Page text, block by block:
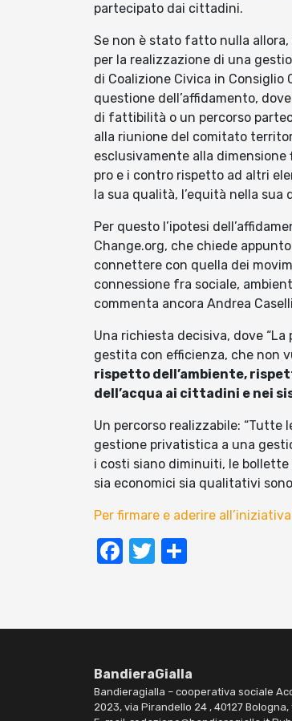
partecipato dai cittadini.
Se non è stato fatto nulla
per la realizzazione di una
di Coalizione Civica in Consiglio
questione dell’affidamento,
di fattibilità o un percorso
alla riunione del comitato
esclusivamente alla
pro e i contro rispetto ad altri
la sua qualità, l’equità nella sua
Per questo l’ipotesi
Change.org, che chiede
connettere con quella dei
connessione fra sociale,
commenta ancora Andrea
Una richiesta decisiva, dove
gestita con efficienza, che non
rispetto dell’ambiente,
dell’acqua ai cittadini e nei
Un percorso realizzabile: “Tutte
gestione privatistica a una
i costi siano diminuiti, le
sia economici sia qualitativi
Per firmare e aderire
Facebook
Twitter
BandieraGialla
Bandieragialla – cooperativa sociale
2023, via Pirandello 24 , 40127